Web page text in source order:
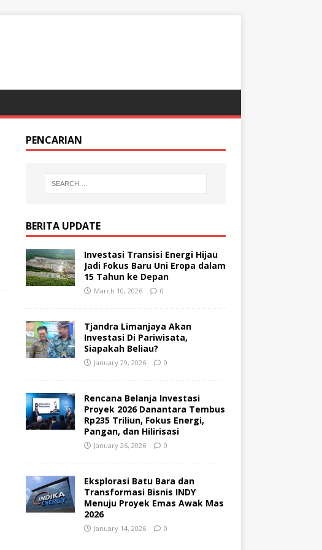
PENCARIAN
BERITA UPDATE
Investasi Transisi Energi Hijau
Jadi Fokus Baru Uni Eropa dalam
15 Tahun ke Depan
March 10, 2026 0
Tjandra Limanjaya Akan
Investasi Di Pariwisata,
Siapakah Beliau?
January 29, 2026 0
Rencana Belanja Investasi
Proyek 2026 Danantara Tembus
Rp235 Triliun, Fokus Energi,
Pangan, dan Hilirisasi
January 26, 2026 0
Eksplorasi Batu Bara dan
Transformasi Bisnis INDY
Menuju Proyek Emas Awak Mas
2026
January 14, 2026 0